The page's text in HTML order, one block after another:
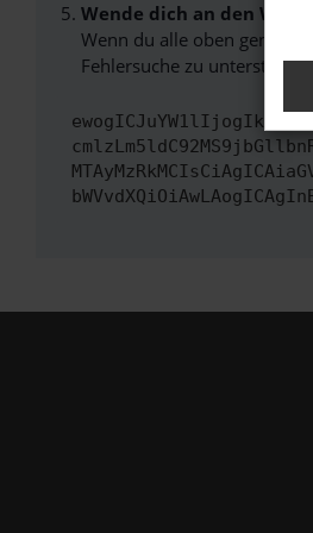
Wende dich an den
Wenn du alle oben
Fehlersuche zu